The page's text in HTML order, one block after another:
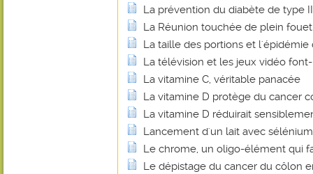
La prévention du diabète de type
La Réunion touchée de plein
La taille des portions et l'épidémie
La télévision et les jeux vidéo
La vitamine C, véritable panacée
La vitamine D protège du cancer
La vitamine D réduirait
Lancement d'un lait avec
Le chrome, un oligo-élément qui
Le dépistage du cancer du côlon